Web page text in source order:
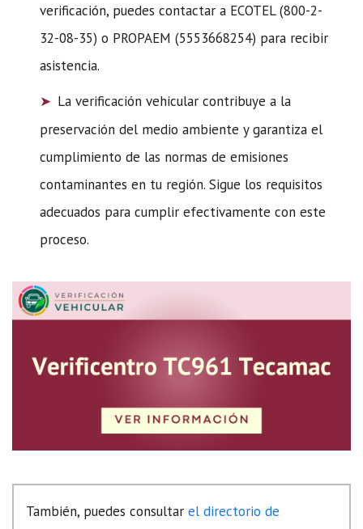
verificación, puedes contactar a ECOTEL (800-2-
32-08-35) o PROPAEM (5553668254) para recibir
asistencia.
La verificación vehicular contribuye a la
preservación del medio ambiente y garantiza el
cumplimiento de las normas de emisiones
contaminantes en tu región. Sigue los requisitos
adecuados para cumplir efectivamente con este
proceso.
También, puedes consultar el directorio de